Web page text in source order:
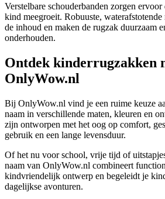
Verstelbare schouderbanden zorgen
kind meegroeit. Robuuste, waterafstotende
de inhoud en maken de rugzak duurzaam
onderhouden.
Ontdek kinderrugzakken
OnlyWow.nl
Bij OnlyWow.nl vind je een ruime keuze
naam in verschillende maten, kleuren en
zijn ontworpen met het oog op comfort,
gebruik en een lange levensduur.
Of het nu voor school, vrije tijd of
naam van OnlyWow.nl combineert
kindvriendelijk ontwerp en begeleidt je
dagelijkse avonturen.